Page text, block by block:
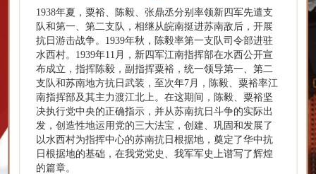
1938年夏，粟裕、陈毅、张鼎丞分别率领新四军先遣支
队和第一、第二支队，相继从皖南挺进苏南敌后，开展
抗日游击战争。1939年秋，陈毅率第一支队司令部进驻
水西村。1939年11月，新四军江南指挥部在水西公开宣
布成立，指挥陈毅，副指挥粟裕，统一领导第一、第二
支队和苏南地方抗日武装，至次年7月，陈毅、粟裕率江
南指挥部及其主力渡江北上。在这期间，陈毅、粟裕坚
决执行党中央的正确指示，并从苏南抗日斗争的实际出
发，创造性地运用党的三大法宝，创建、巩固和发展了
以水西村为指挥中心的苏南抗日根据地，奠定了华中抗
日根据地的基础，在我党党史、我军军史上谱写了辉煌
的篇章。